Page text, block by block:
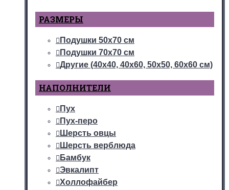
РАЗМЕРЫ
Подушки 50х70 см
Подушки 70х70 см
Другие (40х40, 40х60, 50х50, 60х60 см)
НАПОЛНИТЕЛИ
Пух
Пух-перо
Шерсть овцы
Шерсть верблюда
Бамбук
Эвкалипт
Холлофайбер